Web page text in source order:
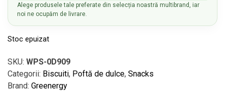
Alege produsele tale preferate din selecția noastră multibrand, iar
noi ne ocupăm de livrare.
Stoc epuizat
SKU: WPS-0D909
Categorii: Biscuiti, Poftă de dulce, Snacks
Brand: Greenergy